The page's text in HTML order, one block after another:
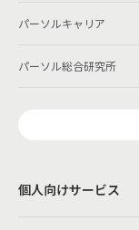
パーソルキャリア
パーソル総合研究所
個人向けサービス